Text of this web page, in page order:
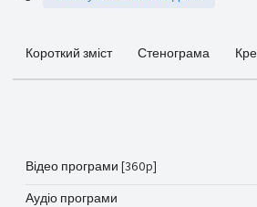
Короткий зміст Стенограма
Відео програми [360p]
Аудіо програми